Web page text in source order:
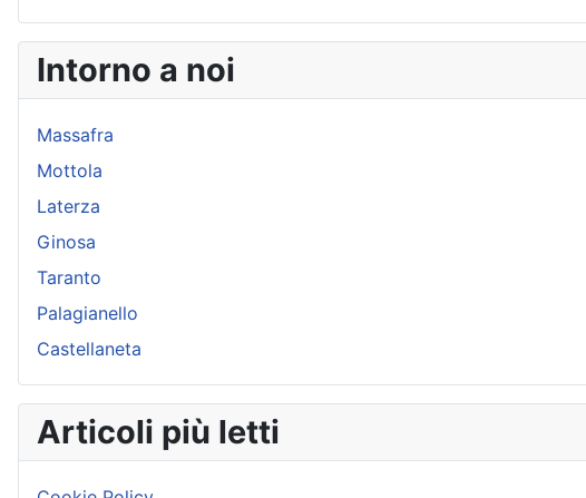
Intorno a noi
Massafra
Mottola
Laterza
Ginosa
Taranto
Palagianello
Castellaneta
Articoli più letti